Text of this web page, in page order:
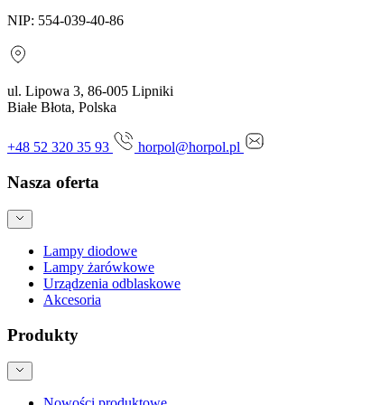
NIP: 554-039-40-86
ul. Lipowa 3, 86-005 Lipniki
Białe Błota, Polska
+48 52 320 35 93 horpol@horpol.pl
Nasza oferta
Lampy diodowe
Lampy żarówkowe
Urządzenia odblaskowe
Akcesoria
Produkty